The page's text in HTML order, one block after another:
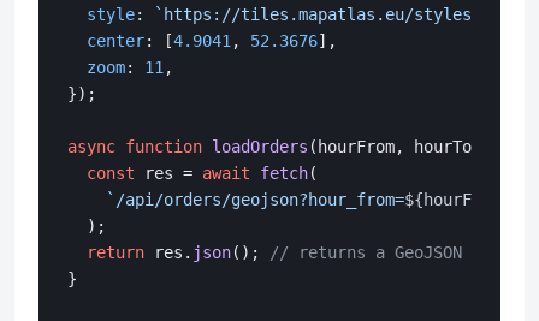
style:
`https://tiles.mapatlas.eu/styles/dark/
center: [4.9041, 52.3676],
zoom: 11,
});
async function loadOrders ( hourFrom, hourTo
const res = await fetch(
`/api/orders/geojson?hour_from=${hourFrom}
  );
return res. json();
// returns a GeoJSON
}